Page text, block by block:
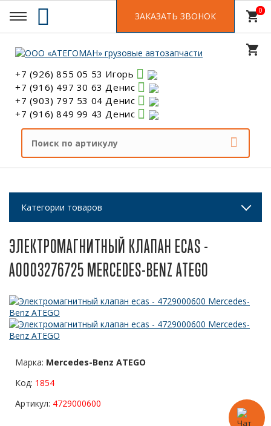
+7 (926) 855 05 53 Игорь
+7 (916) 497 30 63 Денис
+7 (903) 797 53 04 Денис
+7 (916) 849 99 43 Денис
ЗАКАЗАТЬ ЗВОНОК shopping_cart0
shopping_cart
0
Категории товаров
ЭЛЕКТРОМАГНИТНЫЙ КЛАПАН ECAS -
A0003276725 MERCEDES-BENZ ATEGO
Марка: Mercedes-Benz ATEGO
Код: 1854
Артикул: 4729000600